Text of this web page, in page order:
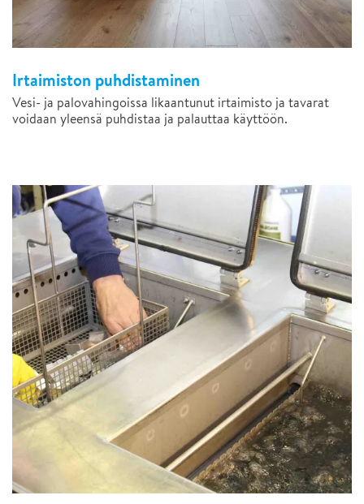
Irtaimiston puhdistaminen
Vesi- ja palovahingoissa likaantunut irtaimisto ja tavarat
voidaan yleensä puhdistaa ja palauttaa käyttöön.